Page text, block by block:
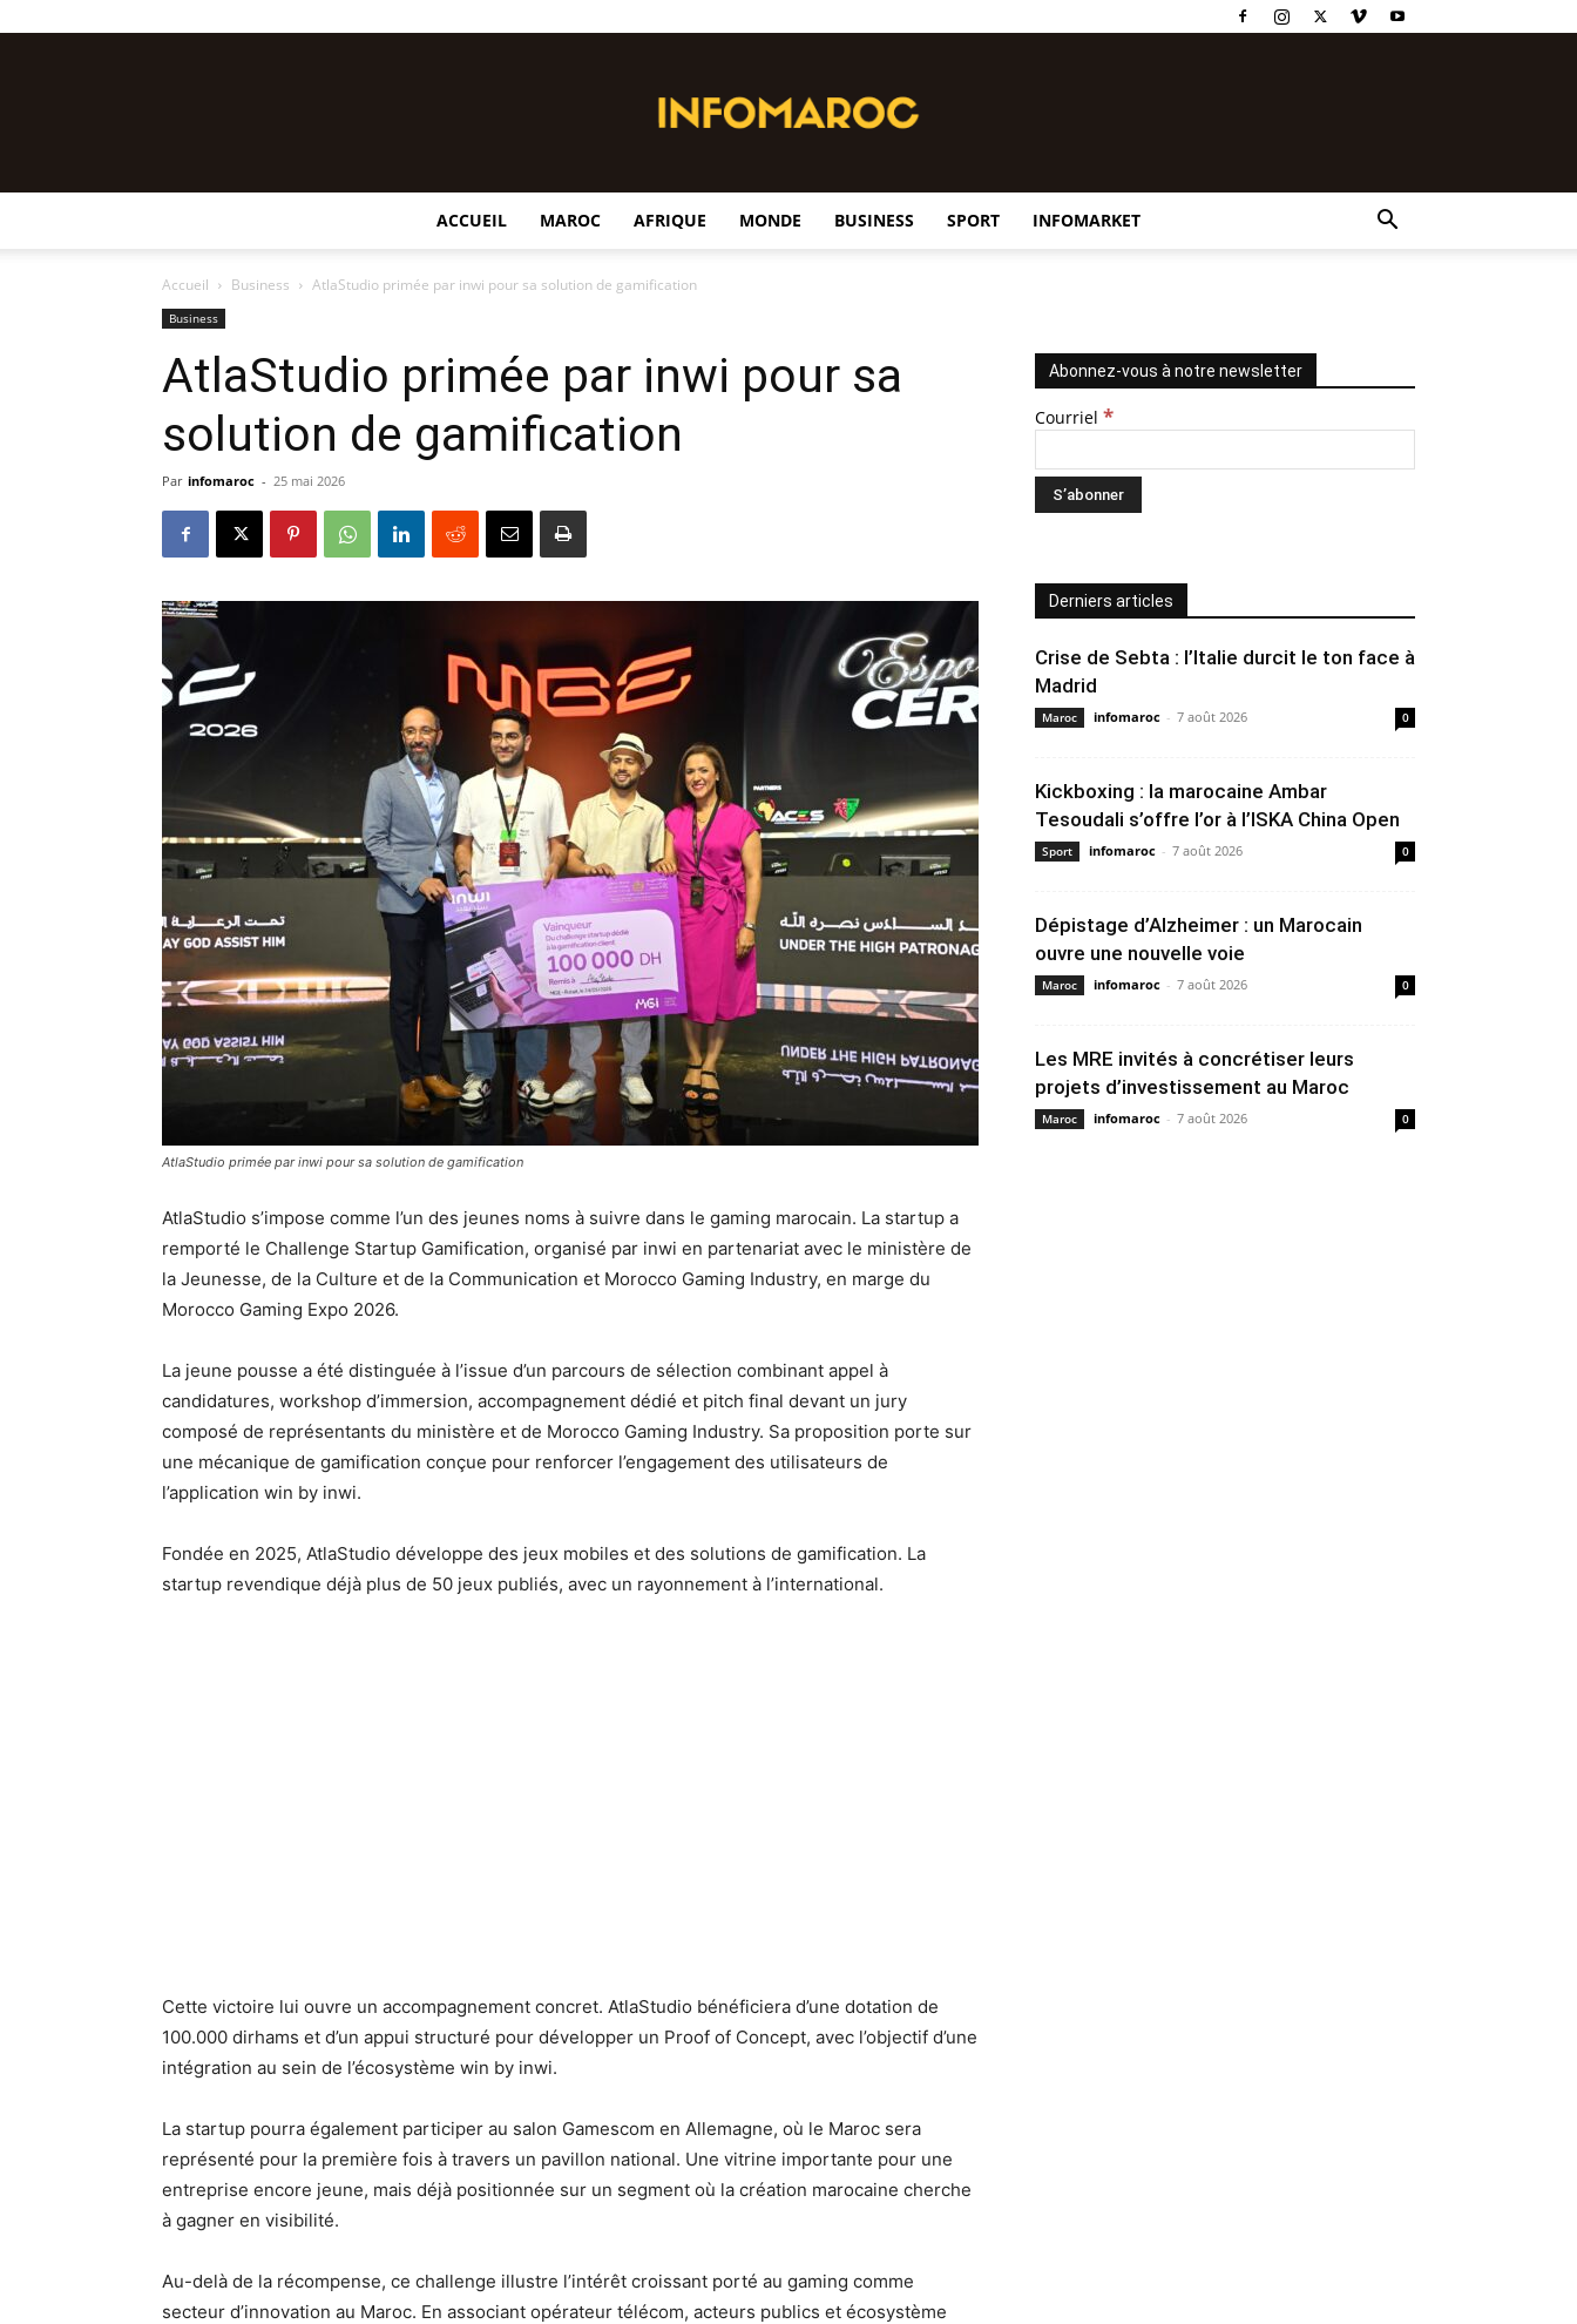
ACCUEIL MAROC AFRIQUE MONDE BUSINESS SPORT INFOMARKET
Accueil Business AtlaStudio primée par inwi pour sa solution de gamification
Business
AtlaStudio primée par inwi pour sa
solution de gamification
Par infomaroc - 25 mai 2026
AtlaStudio primée par inwi pour sa solution de gamification
AtlaStudio s’impose comme l’un des jeunes noms à suivre dans le gaming marocain. La startup a
remporté le Challenge Startup Gamification, organisé par inwi en partenariat avec le ministère de
la Jeunesse, de la Culture et de la Communication et Morocco Gaming Industry, en marge du
Morocco Gaming Expo 2026.
La jeune pousse a été distinguée à l’issue d’un parcours de sélection combinant appel à
candidatures, workshop d’immersion, accompagnement dédié et pitch final devant un jury
composé de représentants du ministère et de Morocco Gaming Industry. Sa proposition porte sur
une mécanique de gamification conçue pour renforcer l’engagement des utilisateurs de
l’application win by inwi.
Fondée en 2025, AtlaStudio développe des jeux mobiles et des solutions de gamification. La
startup revendique déjà plus de 50 jeux publiés, avec un rayonnement à l’international.
Cette victoire lui ouvre un accompagnement concret. AtlaStudio bénéficiera d’une dotation de
100.000 dirhams et d’un appui structuré pour développer un Proof of Concept, avec l’objectif d’une
intégration au sein de l’écosystème win by inwi.
La startup pourra également participer au salon Gamescom en Allemagne, où le Maroc sera
représenté pour la première fois à travers un pavillon national. Une vitrine importante pour une
entreprise encore jeune, mais déjà positionnée sur un segment où la création marocaine cherche
à gagner en visibilité.
Au-delà de la récompense, ce challenge illustre l’intérêt croissant porté au gaming comme
secteur d’innovation au Maroc. En associant opérateur télécom, acteurs publics et écosystème
Abonnez-vous à notre newsletter
Courriel *
Derniers articles
Crise de Sebta : l’Italie durcit le ton face à
Madrid
Maroc infomaroc - 7 août 2026 0
Kickboxing : la marocaine Ambar
Tesoudali s’offre l’or à l’ISKA China Open
Sport infomaroc - 7 août 2026 0
Dépistage d’Alzheimer : un Marocain
ouvre une nouvelle voie
Maroc infomaroc - 7 août 2026 0
Les MRE invités à concrétiser leurs
projets d’investissement au Maroc
Maroc infomaroc - 7 août 2026 0